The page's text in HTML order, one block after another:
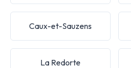
Caux-et-Sauzens
La Redorte